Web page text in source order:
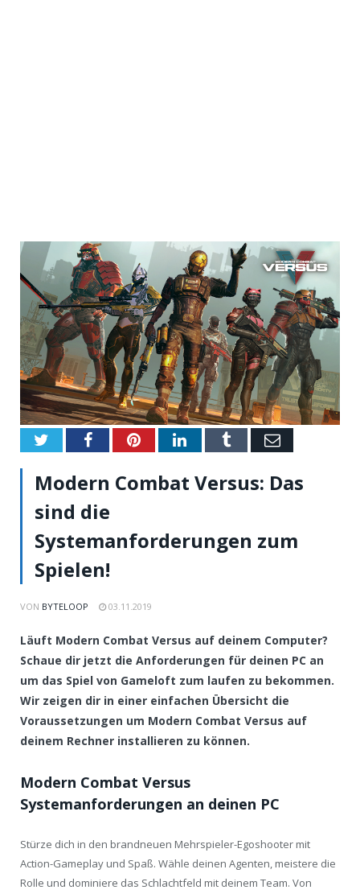
TwitterFacebookPinterestLinkedInTumblrEmail
Modern Combat Versus: Das
sind die
Systemanforderungen zum
Spielen!
VON BYTELOOP 03.11.2019
Läuft Modern Combat Versus auf deinem Computer?
Schaue dir jetzt die Anforderungen für deinen PC an
um das Spiel von Gameloft zum laufen zu bekommen.
Wir zeigen dir in einer einfachen Übersicht die
Voraussetzungen um Modern Combat Versus auf
deinem Rechner installieren zu können.
Modern Combat Versus
Systemanforderungen an deinen PC
Stürze dich in den brandneuen Mehrspieler-Egoshooter mit
Action-Gameplay und Spaß. Wähle deinen Agenten, meistere die
Rolle und dominiere das Schlachtfeld mit deinem Team. Von